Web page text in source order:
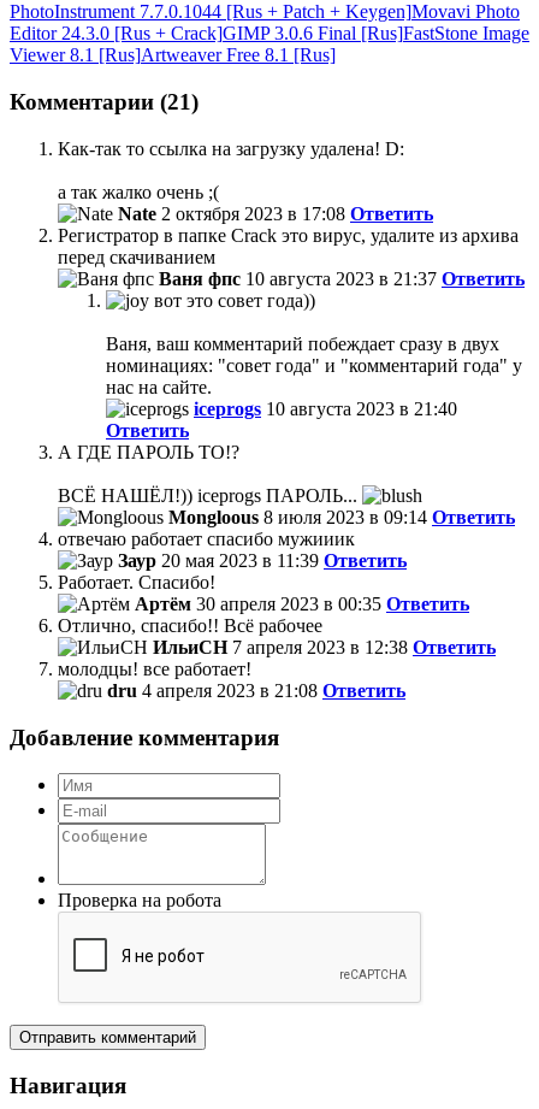
PhotoInstrument 7.7.0.1044 [Rus + Patch + Keygen]Movavi Photo
Editor 24.3.0 [Rus + Crack]GIMP 3.0.6 Final [Rus]FastStone Image
Viewer 8.1 [Rus]Artweaver Free 8.1 [Rus]
Комментарии (21)
Как-так то ссылка на загрузку удалена! D:
а так жалко очень ;(
Nate 2 октября 2023 в 17:08 Ответить
Регистратор в папке Crack это вирус, удалите из архива
перед скачиванием
Ваня фпс 10 августа 2023 в 21:37 Ответить
вот это совет года))
Ваня, ваш комментарий побеждает сразу в двух
номинациях: "совет года" и "комментарий года" у
нас на сайте.
iceprogs 10 августа 2023 в 21:40
Ответить
А ГДЕ ПАРОЛЬ ТО!?
ВСЁ НАШЁЛ!)) iceprogs ПАРОЛЬ...
Mongloous 8 июля 2023 в 09:14 Ответить
отвечаю работает спасибо мужииик
Заур 20 мая 2023 в 11:39 Ответить
Работает. Спасибо!
Артём 30 апреля 2023 в 00:35 Ответить
Отлично, спасибо!! Всё рабочее
ИльиCH 7 апреля 2023 в 12:38 Ответить
молодцы! все работает!
dru 4 апреля 2023 в 21:08 Ответить
Добавление комментария
Проверка на робота
Отправить комментарий
Навигация